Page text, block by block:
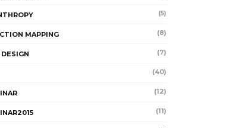
(5)
MAPPING (8)
DESIGN (7)
(40)
(12)
(11)